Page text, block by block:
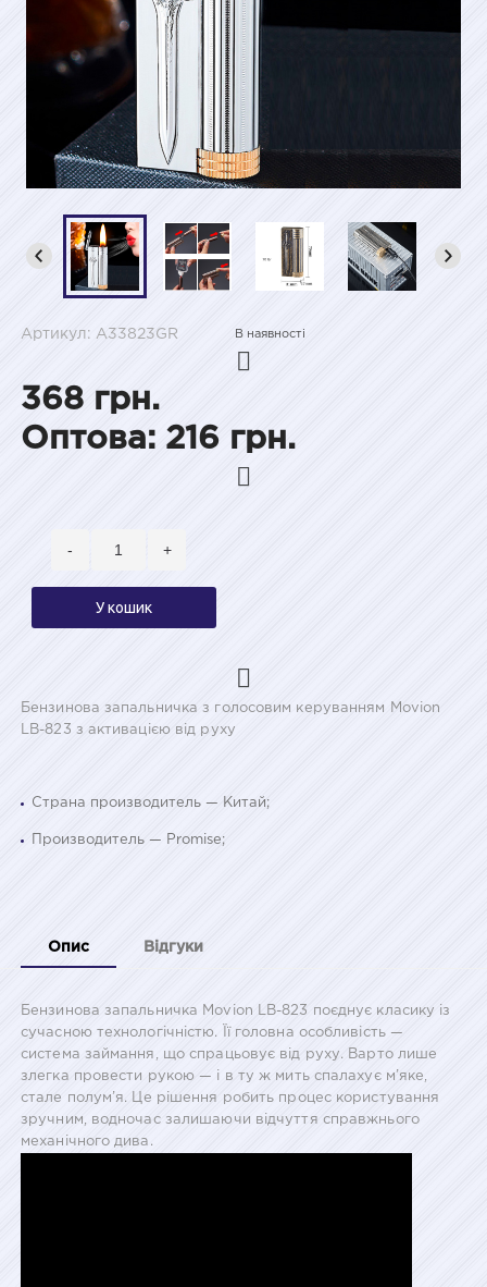
Артикул: A33823GR В наявності
368 грн.
Оптова: 216 грн.
- +
У кошик
Бензинова запальничка з голосовим керуванням Movion
LB-823 з активацією від руху
Страна производитель — Китай;
Производитель — Promise;
Опис Відгуки
Бензинова запальничка Movion LB-823 поєднує класику із
сучасною технологічністю. Її головна особливість —
система займання, що спрацьовує від руху. Варто лише
злегка провести рукою — і в ту ж мить спалахує м’яке,
стале полум’я. Це рішення робить процес користування
зручним, водночас залишаючи відчуття справжнього
механічного дива.